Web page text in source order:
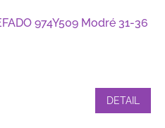
974Y509 Modré 31-36
DETAIL